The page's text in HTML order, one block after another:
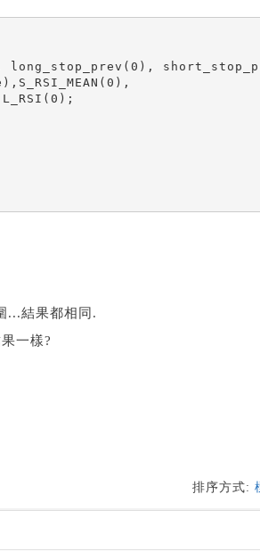
...結果都相同.
一樣?
排序方式: